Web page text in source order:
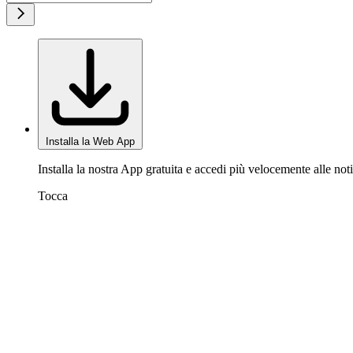
Installa la Web App
Installa la nostra App gratuita e accedi più velocemente alle
Tocca